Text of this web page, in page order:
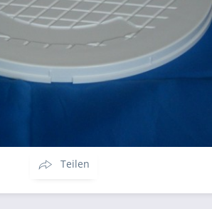
Teilen